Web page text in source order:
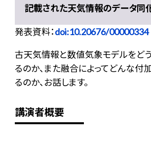
記載された天気情報のデータ同
発表資料：doi:10.20676/00000334
古天気情報と数値気象モデルをど
るのか、また融合によってどんな付
るのか、お話します。
講演者概要